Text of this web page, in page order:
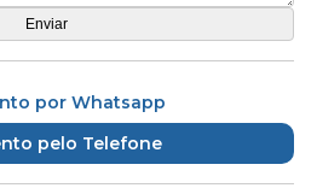
por Whatsapp
pelo Telefone